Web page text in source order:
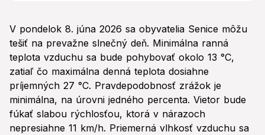
V pondelok 8. júna 2026 sa obyvatelia Senice môžu
tešiť na prevažne slnečný deň. Minimálna ranná
teplota vzduchu sa bude pohybovať okolo 13 °C,
zatiaľ čo maximálna denná teplota dosiahne
príjemných 27 °C. Pravdepodobnosť zrážok je
minimálna, na úrovni jedného percenta. Vietor bude
fúkať slabou rýchlosťou, ktorá v nárazoch
nepresiahne 11 km/h. Priemerná vlhkosť vzduchu sa